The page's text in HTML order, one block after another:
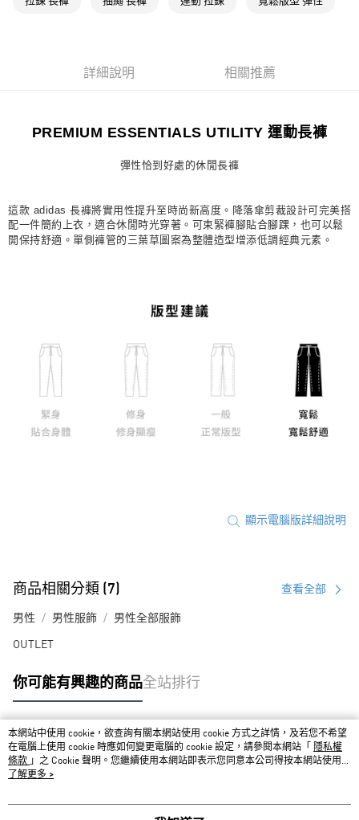
每筆NT$80，滿NT$1,500(含以上)免運費
每筆NT$80，滿NT$1,500(含以上)免運費
每筆NT$80，滿NT$1,500(含以上)免運費
詳細說明 相關推薦
PREMIUM ESSENTIALS UTILITY 運動長褲
彈性恰到好處的休閒長褲
這款 adidas 長褲將實用性提升至時尚新高度。降落傘剪裁設計可完美搭
配一件簡約上衣，適合休閒時光穿著。可束緊褲腳貼合腳踝，也可以鬆
開保持舒適。單側褲管的三葉草圖案為整體造型增添低調經典元素。
顯示電腦版詳細說明
商品相關分類 (7) 查看全部
男性 男性服飾 男性全部服飾
OUTLET
你可能有興趣的商品全站排行
熱門標籤
本網站中使用 cookie，欲查詢有關本網站使用 cookie 方式之詳情，及若您不希望
在電腦上使用 cookie 時應如何變更電腦的 cookie 設定，請參閱本網站「
隱私權
條款 」之 Cookie 聲明。您繼續使用本網站即表示您同意本公司得按本網站使用條
款之 Cookie 聲明使用 cookie。
了解更多 >